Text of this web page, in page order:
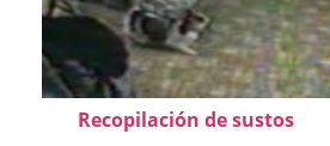
Recopilación de sustos